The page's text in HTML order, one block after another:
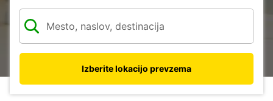
Izberite lokacijo prevzema